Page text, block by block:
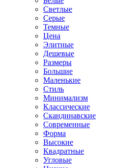
Светлые
Серые
Темные
Цена
Элитные
Дешевые
Размеры
Большие
Маленькие
Стиль
Минимализм
Классические
Скандинавские
Современные
Форма
Высокие
Квадратные
Угловые